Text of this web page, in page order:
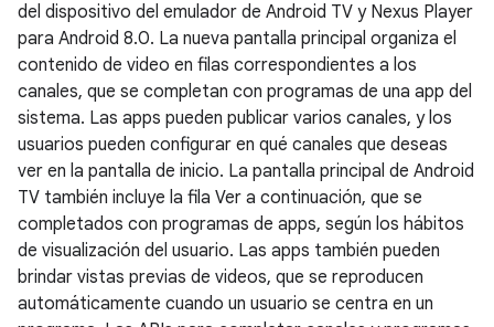
del dispositivo del emulador de Android TV y Nexus Player
para Android 8.0. La nueva pantalla principal organiza el
contenido de video en filas correspondientes a los
canales, que se completan con programas de una app del
sistema. Las apps pueden publicar varios canales, y los
usuarios pueden configurar en qué canales que deseas
ver en la pantalla de inicio. La pantalla principal de Android
TV también incluye la fila Ver a continuación, que se
completados con programas de apps, según los hábitos
de visualización del usuario. Las apps también pueden
brindar vistas previas de videos, que se reproducen
automáticamente cuando un usuario se centra en un